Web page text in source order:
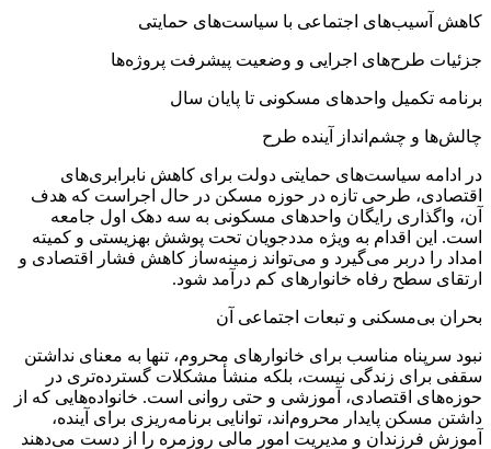
کاهش آسیب‌های اجتماعی با سیاست‌های حمایتی
جزئیات طرح‌های اجرایی و وضعیت پیشرفت پروژه‌ها
برنامه تکمیل واحدهای مسکونی تا پایان سال
چالش‌ها و چشم‌انداز آینده طرح
در ادامه سیاست‌های حمایتی دولت برای کاهش نابرابری‌های
اقتصادی، طرحی تازه در حوزه مسکن در حال اجراست که هدف
آن، واگذاری رایگان واحدهای مسکونی به سه دهک اول جامعه
است. این اقدام به‌ ویژه مددجویان تحت پوشش بهزیستی و کمیته
امداد را دربر می‌گیرد و می‌تواند زمینه‌ساز کاهش فشار اقتصادی و
ارتقای سطح رفاه خانوارهای کم‌ درآمد شود.
بحران بی‌مسکنی و تبعات اجتماعی آن
نبود سرپناه مناسب برای خانوارهای محروم، تنها به معنای نداشتن
سقفی برای زندگی نیست، بلکه منشأ مشکلات گسترده‌تری در
حوزه‌های اقتصادی، آموزشی و حتی روانی است. خانواده‌هایی که از
داشتن مسکن پایدار محروم‌اند، توانایی برنامه‌ریزی برای آینده،
آموزش فرزندان و مدیریت امور مالی روزمره را از دست می‌دهند